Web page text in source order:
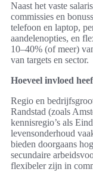
Naast het vaste
commissies en
telefoon en laptop,
aandelenopties, en
10–40% (of meer)
van targets en sector.
Hoeveel invloed
Regio en
Randstad (zoals
kennisregio’s als
levensonderhoud
bieden doorgaans
secundaire
flexibeler zijn in